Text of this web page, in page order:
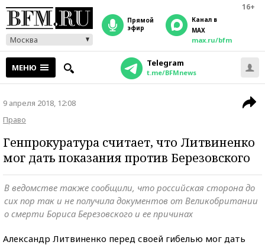
16+
Москва
прямой
эфир
Канал в
MAX
max.ru/bfm
МЕНЮ Telegram
t.me/BFMnews
9 апреля 2018, 12:08
Право
Генпрокуратура считает, что Литвиненко
мог дать показания против Березовского
В ведомстве также сообщили, что российская сторона до
сих пор так и не получила документов от Великобритании
о смерти Бориса Березовского и ее причинах
Александр Литвиненко перед своей гибелью мог дать